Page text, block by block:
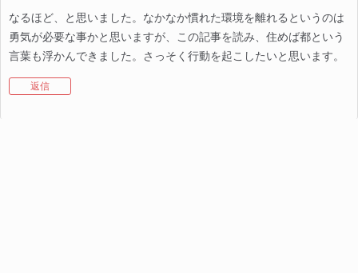
なるほど、と思いました。なかなか慣れた環境を離れるというのは
勇気が必要な事かと思いますが、この記事を読み、住めば都という
言葉も浮かんできました。さっそく行動を起こしたいと思います。
返信